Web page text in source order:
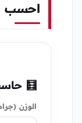
احسب
🧮
الوزن